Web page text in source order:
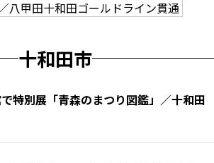
甲田十和田ゴールドライン貫通
十和田市
特別展「青森のまつり図鑑」／十和田